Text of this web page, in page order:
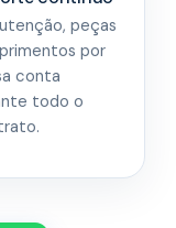
peças
por
conta
todo o